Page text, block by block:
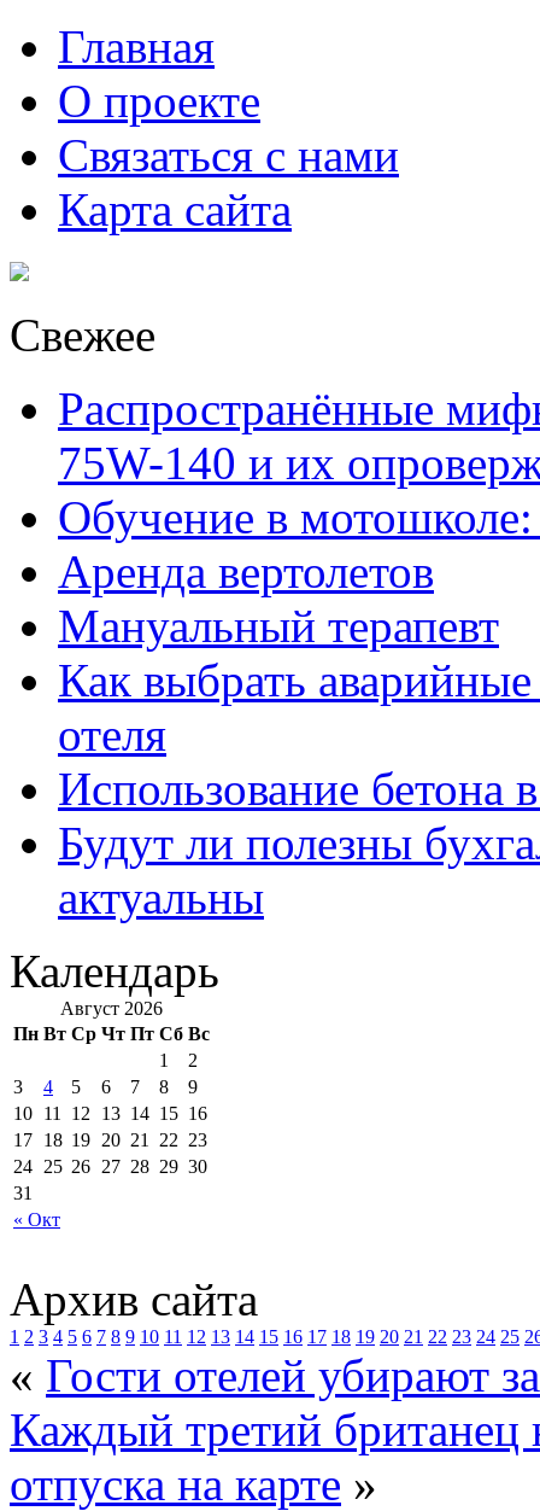
Главная
О проекте
Связаться с нами
Карта сайта
Свежее
Распространённые
75W-140 и их
Обучение в
Аренда вертолетов
Мануальный терапевт
Как выбрать
отеля
Использование бетона
Будут ли полезны
актуальны
Календарь
Август 2026
Пн Вт Ср Чт Пт Сб Вс
« Окт
1
2
3
4 5 6 7 8
9
10 11 12 13 14 15 16
17 18 19 20 21 22 23
24 25 26 27 28 29 30
31
Архив сайта
1 2 3 4 5 6 7 8 9 10 11 12 13 14 15 16 17 18 19 20 21 22 23 24 25
« Гости отелей убирают
Каждый третий британец
отпуска на карте »